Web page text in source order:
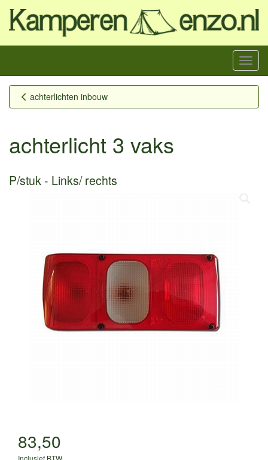
Menu
achterlichten inbouw
achterlicht 3 vaks
P/stuk Links/ rechts
83,50
Inclusief BTW